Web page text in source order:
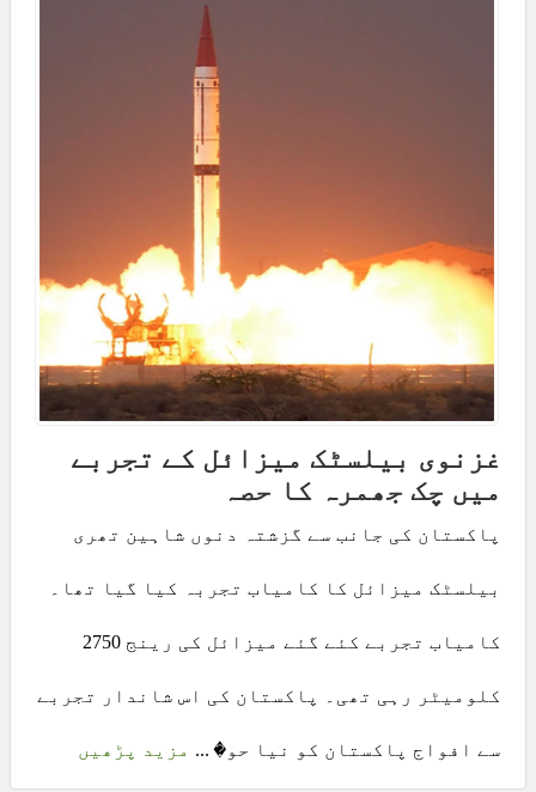
غزنوی بیلسٹک میزائل کے تجربے
میں چک جھمرہ کا حصہ
پاکستان کی جانب سے گزشتہ دنوں شاہین تھری
بیلسٹک میزائل کا کامیاب تجربہ کیا گیا تھا۔
کامیاب تجربے کئے گئے میزائل کی رینج 2750
کلومیٹر رہی تھی۔ پاکستان کی اس شاندار تجربے
سے افواج پاکستان کو نیا حو� ... مزید پڑھیں